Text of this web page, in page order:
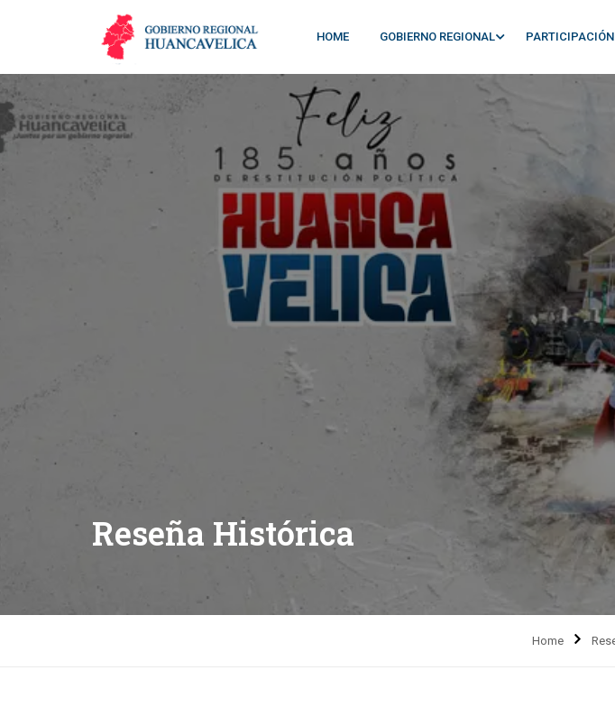
HOME GOBIERNO REGIONAL
Reseña Histórica
Home